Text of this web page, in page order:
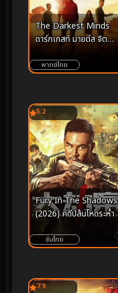
The Darkest Minds
ดาร์กเกสท์ มายด์ส จิต
ทมิฬ (2018)
พากย์ไทย
5.2
Fury In The Shadows
(2026) คดีปล้นโหดระห่ำ
ซับไทย
7.9